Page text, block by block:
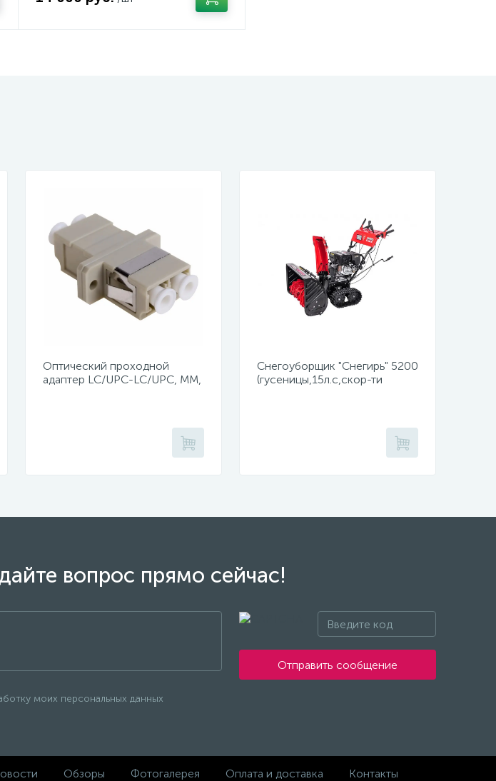
Оптический проходной
адаптер LC/UPC-LC/UPC, MM,
Снегоуборщик "Снегирь" 5200
(гусеницы,15л.с,скор-ти
вопрос прямо сейчас!
Отправить сообщение
моих персональных данных
Обзоры Фотогалерея Оплата и доставка Контакты